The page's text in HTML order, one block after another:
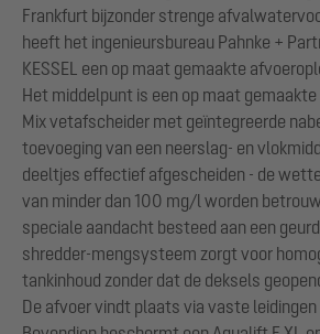
Frankfurt bijzonder strenge
heeft het ingenieursbureau Pahnke +
KESSEL een op maat gemaakte
Het middelpunt is een op maat gemaakte
Mix vetafscheider met geïntegreerde
toevoeging van een neerslag- en
deeltjes effectief afgescheiden - de
van minder dan 100 mg/l worden
speciale aandacht besteed aan een
shredder-mengsysteem zorgt voor
tankinhoud zonder dat de deksels
De afvoer vindt plaats via vaste